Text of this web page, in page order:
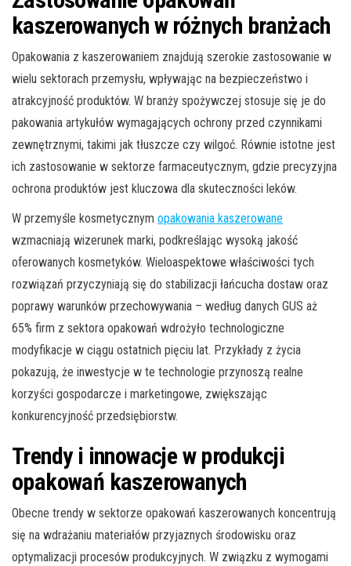
kaszerowanych w różnych branżach
Opakowania z kaszerowaniem znajdują szerokie zastosowanie w
wielu sektorach przemysłu, wpływając na bezpieczeństwo i
atrakcyjność produktów. W branży spożywczej stosuje się je do
pakowania artykułów wymagających ochrony przed czynnikami
zewnętrznymi, takimi jak tłuszcze czy wilgoć. Równie istotne jest
ich zastosowanie w sektorze farmaceutycznym, gdzie precyzyjna
ochrona produktów jest kluczowa dla skuteczności leków.
W przemyśle kosmetycznym opakowania kaszerowane
wzmacniają wizerunek marki, podkreślając wysoką jakość
oferowanych kosmetyków. Wieloaspektowe właściwości tych
rozwiązań przyczyniają się do stabilizacji łańcucha dostaw oraz
poprawy warunków przechowywania – według danych GUS aż
65% firm z sektora opakowań wdrożyło technologiczne
modyfikacje w ciągu ostatnich pięciu lat. Przykłady z życia
pokazują, że inwestycje w te technologie przynoszą realne
korzyści gospodarcze i marketingowe, zwiększając
konkurencyjność przedsiębiorstw.
Trendy i innowacje w produkcji
opakowań kaszerowanych
Obecne trendy w sektorze opakowań kaszerowanych koncentrują
się na wdrażaniu materiałów przyjaznych środowisku oraz
optymalizacji procesów produkcyjnych. W związku z wymogami